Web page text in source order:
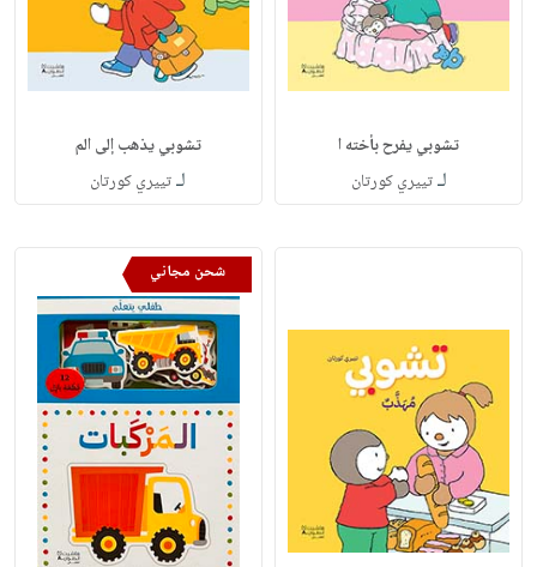
تشوبي يفرح بأخته ا
لـتييري كورتان
تشوبي يذهب إلى الم
لـتييري كورتان
شحن مجاني